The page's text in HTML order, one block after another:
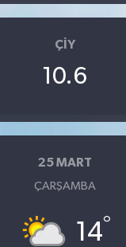
ÇIY
10.6
25 MART
ÇARŞAMBA
14°